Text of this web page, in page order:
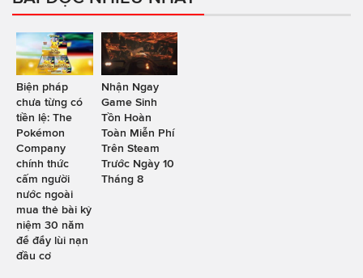
Biện pháp
chưa từng có
tiền lệ: The
Pokémon
Company
chính thức
cấm người
nước ngoài
mua thẻ bài kỷ
niệm 30 năm
để đẩy lùi nạn
đầu cơ
Nhận Ngay
Game Sinh
Tồn Hoàn
Toàn Miễn Phí
Trên Steam
Trước Ngày 10
Tháng 8